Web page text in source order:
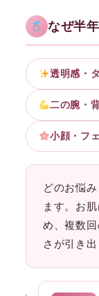
なぜ半
透明感・
二の腕・
小顔・フ
どのお悩み
ます。お
め、複数
さが引き